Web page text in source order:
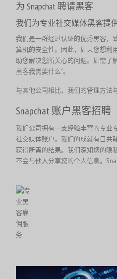
为 Snapchat 聘请黑客
我们为专业社交媒体黑客提
我们是一群经过认证的优秀黑客，
算机的安全性。因此，如果您想利
助您解决您所关心的问题。如需了
黑客我需要什么"。.
与其他公司相比，我们的管理方法
Snapchat 账户黑客招聘
我们公司拥有一支经验丰富的专业
社交媒体账户。我们的成就有目共
获得所需的结果。我们深知您的隐
不会与他人分享您的个人信息。